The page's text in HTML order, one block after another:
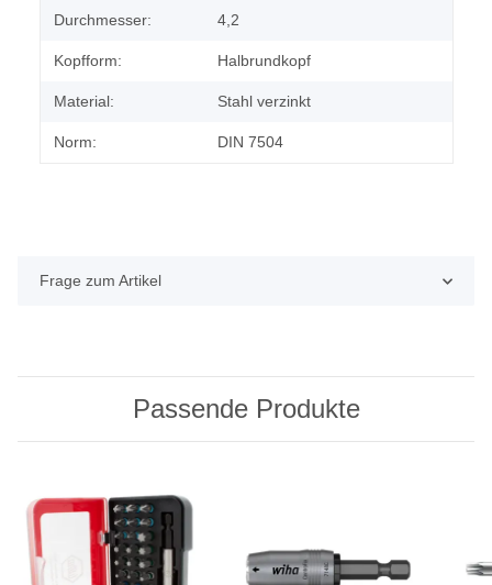
Durchmesser: 4,2
Kopfform: Halbrundkopf
Material: Stahl verzinkt
Norm: DIN 7504
Frage zum Artikel
Passende Produkte